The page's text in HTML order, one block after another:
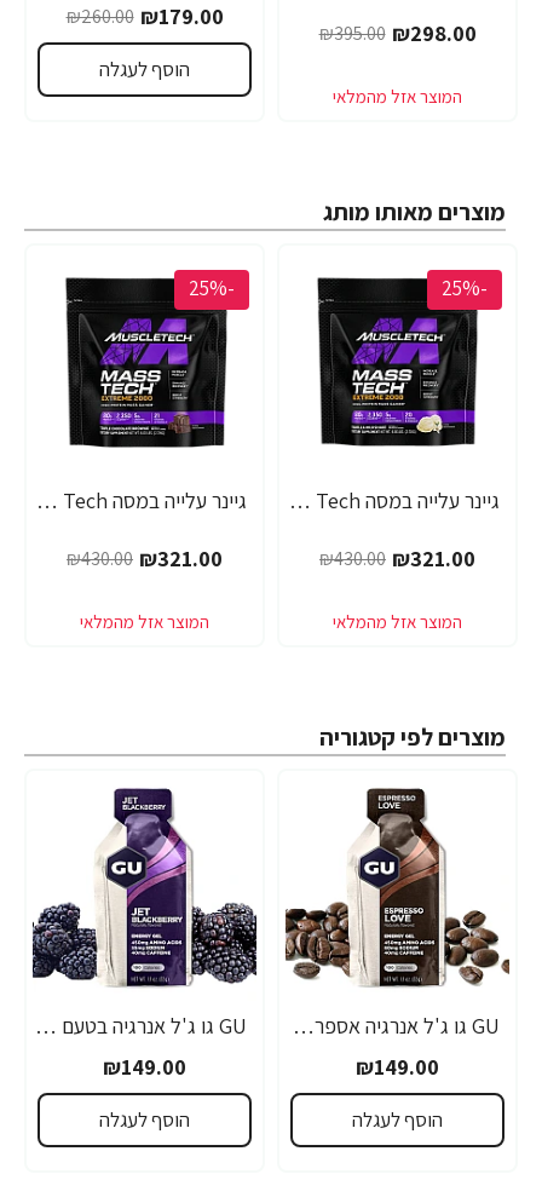
₪298.00
₪395.00
₪179.00
₪260.00
הוסף לעגלה
מוצרים מאותו מותג
-25%
גיינר עלייה במסה Mass Tech אקסטרים 2000 מילקשייק וניל - 2.72 ק"ג - מבית MuscleTech
₪321.00
₪430.00
-25%
גיינר עלייה במסה Mass Tech אקסטרים 2000 שוקולד - 2.72 ק"ג - מבית MuscleTech
₪321.00
₪430.00
מוצרים לפי קטגוריה
GU גו ג'ל אנרגיה אספרסו 32 גרם - 24 יחידות
₪149.00
הוסף לעגלה
GU גו ג'ל אנרגיה בטעם פטל שחור 32 גרם - 24 יחידות
₪149.00
הוסף לעגלה